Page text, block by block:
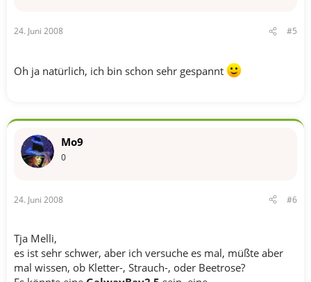
24. Juni 2008 #5
Oh ja natürlich, ich bin schon sehr gespannt
Mo9
0
24. Juni 2008 #6
Tja Melli,
es ist sehr schwer, aber ich versuche es mal, müßte aber
mal wissen, ob Kletter-, Strauch-, oder Beetrose?